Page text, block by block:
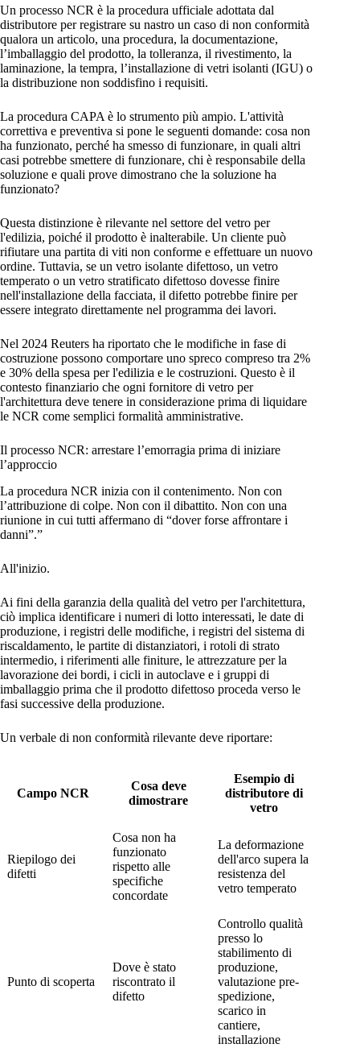
Un processo NCR è la procedura ufficiale adottata dal
distributore per registrare su nastro un caso di non conformità
qualora un articolo, una procedura, la documentazione,
l’imballaggio del prodotto, la tolleranza, il rivestimento, la
laminazione, la tempra, l’installazione di vetri isolanti (IGU) o
la distribuzione non soddisfino i requisiti.
La procedura CAPA è lo strumento più ampio. L'attività
correttiva e preventiva si pone le seguenti domande: cosa non
ha funzionato, perché ha smesso di funzionare, in quali altri
casi potrebbe smettere di funzionare, chi è responsabile della
soluzione e quali prove dimostrano che la soluzione ha
funzionato?
Questa distinzione è rilevante nel settore del vetro per
l'edilizia, poiché il prodotto è inalterabile. Un cliente può
rifiutare una partita di viti non conforme e effettuare un nuovo
ordine. Tuttavia, se un vetro isolante difettoso, un vetro
temperato o un vetro stratificato difettoso dovesse finire
nell'installazione della facciata, il difetto potrebbe finire per
essere integrato direttamente nel programma dei lavori.
Nel 2024 Reuters ha riportato che le modifiche in fase di
costruzione possono comportare uno spreco compreso tra 2%
e 30% della spesa per l'edilizia e le costruzioni. Questo è il
contesto finanziario che ogni fornitore di vetro per
l'architettura deve tenere in considerazione prima di liquidare
le NCR come semplici formalità amministrative.
Il processo NCR: arrestare l’emorragia prima di iniziare
l’approccio
La procedura NCR inizia con il contenimento. Non con
l’attribuzione di colpe. Non con il dibattito. Non con una
riunione in cui tutti affermano di “dover forse affrontare i
danni”.”
All'inizio.
Ai fini della garanzia della qualità del vetro per l'architettura,
ciò implica identificare i numeri di lotto interessati, le date di
produzione, i registri delle modifiche, i registri del sistema di
riscaldamento, le partite di distanziatori, i rotoli di strato
intermedio, i riferimenti alle finiture, le attrezzature per la
lavorazione dei bordi, i cicli in autoclave e i gruppi di
imballaggio prima che il prodotto difettoso proceda verso le
fasi successive della produzione.
Un verbale di non conformità rilevante deve riportare:
Campo NCR
Cosa deve
dimostrare
Esempio di
distributore di
vetro
Riepilogo dei
difetti
Cosa non ha
funzionato
rispetto alle
specifiche
concordate
La deformazione
dell'arco supera la
resistenza del
vetro temperato
Punto di scoperta
Dove è stato
riscontrato il
difetto
Controllo qualità
presso lo
stabilimento di
produzione,
valutazione pre-
spedizione,
scarico in
cantiere,
installazione